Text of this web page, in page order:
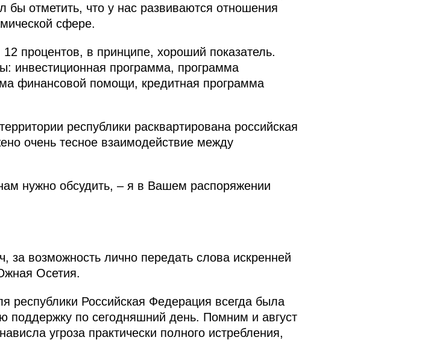
бы отметить, что у нас развиваются отношения
сфере.
процентов, в принципе, хороший показатель.
инвестиционная программа, программа
финансовой помощи, кредитная программа
республики расквартирована российская
очень тесное взаимодействие между
нужно обсудить, – я в Вашем распоряжении
возможность лично передать слова искренней
Осетия.
Российская Федерация всегда была
поддержку по сегодняшний день. Помним и август
угроза практически полного истребления,